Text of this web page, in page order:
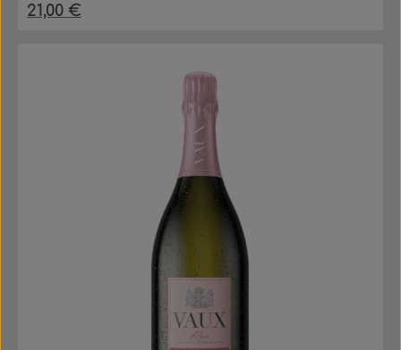
Regulärer Preis:
21,00 €